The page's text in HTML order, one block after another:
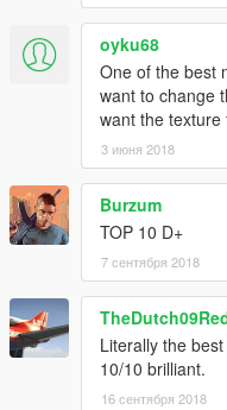
oyku68
One of the best
want to change
want the texture
3 июня 2018
Burzum
TOP 10 D+
7 сентября 2018
Literally the
10/10 brilliant.
16 сентября 2018